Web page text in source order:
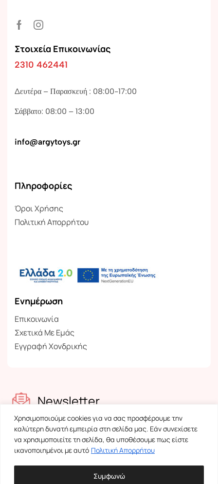
Χρησιμοποιούμε cookies για να σας προσφέρουμε την
καλύτερη δυνατή εμπειρία στη σελίδα μας. Εάν συνεχίσετε
να χρησιμοποιείτε τη σελίδα, θα υποθέσουμε πως είστε
ικανοποιημένοι με αυτό Πολιτική Απορρήτου
Συμφωνώ
Στοιχεία Επικοινωνίας
2310 462441
Δευτέρα – Παρασκευή : 08:00-17:00
Σάββατο: 08:00 – 13:00
info@argytoys.gr
Πληροφορίες
Όροι Χρήσης
Πολιτική Απορρήτου
Ενημέρωση
Επικοινωνία
Σχετικά Με Εμάς
Εγγραφή Χονδρικής
Newsletter
Ενημερωθείτε για τα νέα μας